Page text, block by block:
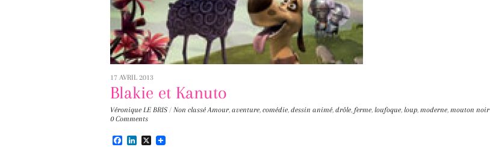
17 AVRIL 2013
Blakie et Kanuto
Véronique LE BRIS / Non classé Amour, aventure, comédie, dessin animé, drôle, ferme, loufoque, loup, moderne, mouton noir
0 Comments
F L X